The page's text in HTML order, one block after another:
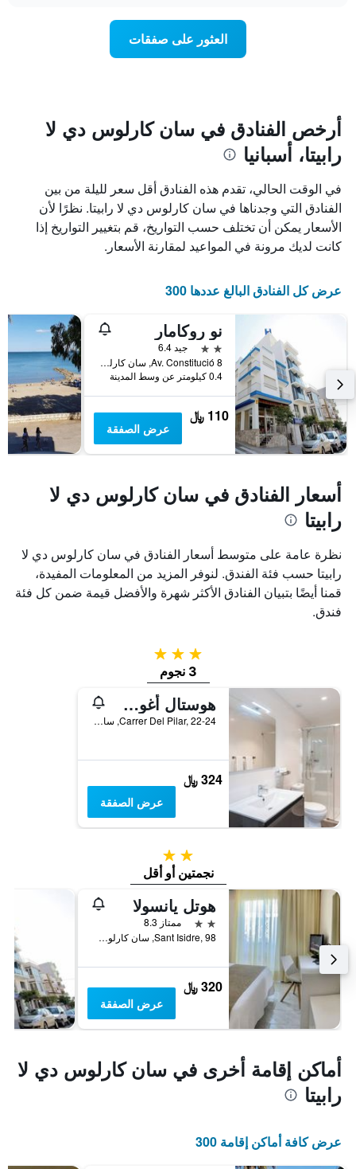
المخطط
1
محور
Y
الذي
يعرض
متوسط
سعر
غرفة
في
نهاية
هذا
أيام
محور
X
الذي
يعرض
عدد
الأيام
قبل
الإقامة
يتضمن
التالي
1
يعرض
متوسط
سعر
غرفة
العثور على صفقات
أرخص الفنادق في سان كارلوس دي لا
رابيتا، أسبانيا
في الوقت الحالي، تقدم هذه الفنادق أقل سعر لليلة من بين
الفنادق التي وجدناها في سان كارلوس دي لا رابيتا. نظرًا لأن
الأسعار يمكن أن تختلف حسب التواريخ، قم بتغيير التواريخ إذا
كانت لديك مرونة في المواعيد لمقارنة الأسعار.
عرض كل الفنادق البالغ عددها 300
نو روكامار
2 نجمتين
جيد 6.4
Av. Constitució 8, سان كارلوس دي لا رابيتا, كاتالونيا, أسبانيا
0.4 كيلومتر عن وسط المدينة
110 ﷼
عرض الصفقة
أسعار الفنادق في سان كارلوس دي لا
رابيتا
نظرة عامة على متوسط أسعار الفنادق في سان كارلوس دي لا
رابيتا حسب فئة الفندق. لنوفر المزيد من المعلومات المفيدة،
قمنا أيضًا بتبيان الفنادق الأكثر شهرة والأفضل قيمة ضمن كل فئة
فندق.
3 نجوم
3 نجوم
هوستال أغوستي
Carrer Del Pilar, 22-24, سان كارلوس دي لا رابيتا, كاتالونيا, أسبانيا
324 ﷼
عرض الصفقة
2 نجمتين
نجمتين أو أقل
هوتل يانسولا
2 نجمتين
ممتاز 8.3
Sant Isidre, 98, سان كارلوس دي لا رابيتا, كاتالونيا, أسبانيا
320 ﷼
عرض الصفقة
أماكن إقامة أخرى في سان كارلوس دي لا
رابيتا
عرض كافة أماكن إقامة 300